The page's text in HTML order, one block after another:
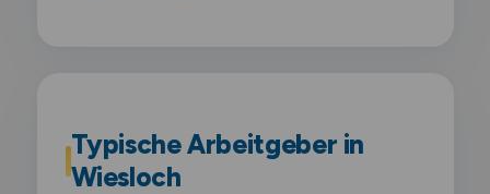
Typische Arbeitgeber in
Wiesloch